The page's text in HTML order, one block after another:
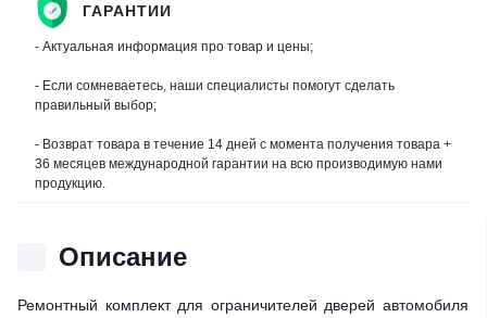
Описание
Ремонтный комплект для ограничителей дверей автомобиля
ГАРАНТИИ
- Актуальная информация про товар и цены;
- Если сомневаетесь, наши специалисты помогут сделать
правильный выбор;
- Возврат товара в течение 14 дней с момента получения товара +
36 месяцев международной гарантии на всю производимую нами
продукцию.